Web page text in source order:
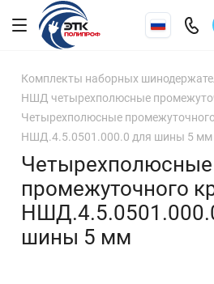
Комплекты наборных
НШД четырехполюсные
Четырехполюсные
НШД.4.5.0501.000.0 для шины 5 мм
Четырехполюсные
промежуточного
шины 5 мм